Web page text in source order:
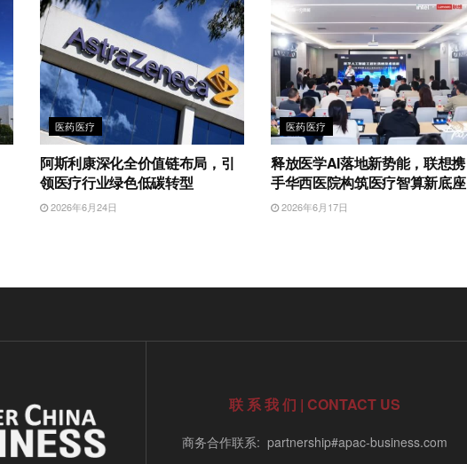
医药医疗
阿斯利康深化全价值链布局，引
领医疗行业绿色低碳转型
2026年6月24日
医药医疗
释放医学AI落地新势能，联想携
手华西医院构筑医疗智算新底座
2026年6月17日
联 系 我 们 | CONTACT US
商务合作联系: partnership#apac-business.com